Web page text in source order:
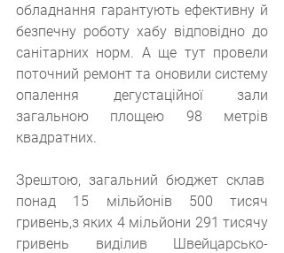
обладнання гарантують ефективну й
безпечну роботу хабу відповідно до
санітарних норм. А ще тут провели
поточний ремонт та оновили систему
опалення дегустаційної зали
загальною площею 98 метрів
квадратних.
Зрештою, загальний бюджет склав
понад 15 мільйонів 500 тисяч
гривень,з яких 4 мільйони 291 тисячу
гривень виділив Швейцарсько-